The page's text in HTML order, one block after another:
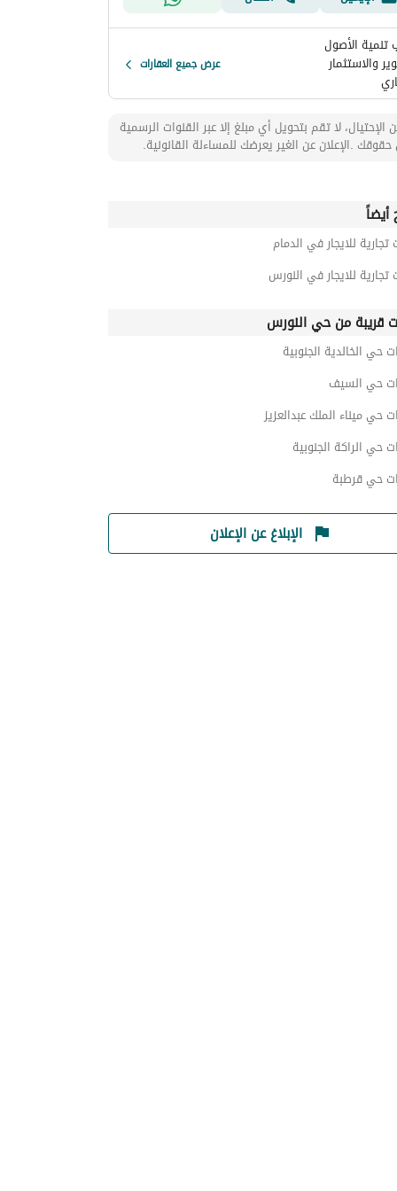
تنمية الأصول
والاستثمار عرض جميع العقارات
الإحتيال، لا تقم بتحويل أي مبلغ إلا عبر القنوات الرسمية
.الإعلان عن الغير يعرضك للمساءلة القانونية.
تجارية للايجار في الدمام
تجارية للايجار في النورس
قريبة من حي النورس
حي الخالدية الجنوبية
حي السيف
حي ميناء الملك عبدالعزيز
حي الراكة الجنوبية
حي قرطبة
الإبلاغ عن الإعلان